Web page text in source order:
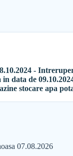
-
data de
stocare apa
07.08.2026